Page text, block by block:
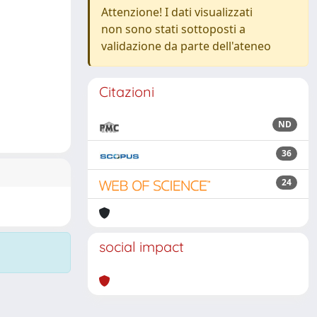
Attenzione! I dati visualizzati
non sono stati sottoposti a
validazione da parte dell'ateneo
Citazioni
ND
36
24
social impact